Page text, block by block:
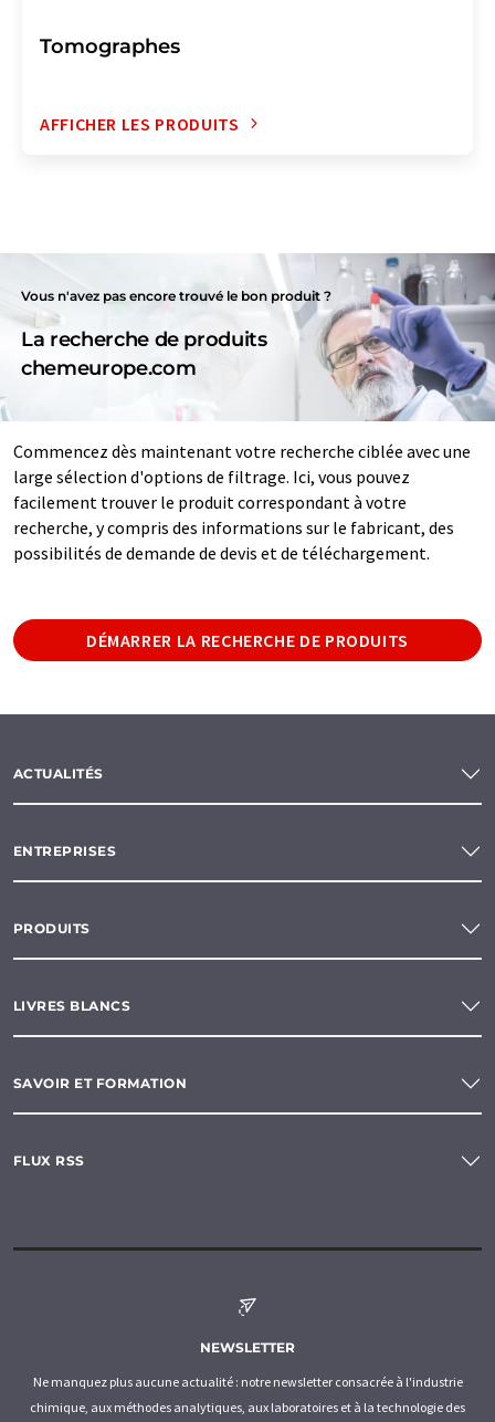
Tomographes
AFFICHER LES PRODUITS
Vous n'avez pas encore trouvé le bon produit ?
La recherche de produits
chemeurope.com
Commencez dès maintenant votre recherche ciblée avec une
large sélection d'options de filtrage. Ici, vous pouvez
facilement trouver le produit correspondant à votre
recherche, y compris des informations sur le fabricant, des
possibilités de demande de devis et de téléchargement.
DÉMARRER LA RECHERCHE DE PRODUITS
ACTUALITÉS
ENTREPRISES
PRODUITS
LIVRES BLANCS
SAVOIR ET FORMATION
FLUX RSS
NEWSLETTER
Ne manquez plus aucune actualité : notre newsletter consacrée à l'industrie
chimique, aux méthodes analytiques, aux laboratoires et à la technologie des